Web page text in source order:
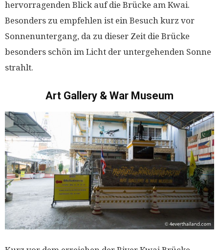
hervorragenden Blick auf die Brücke am Kwai.
Besonders zu empfehlen ist ein Besuch kurz vor
Sonnenuntergang, da zu dieser Zeit die Brücke
besonders schön im Licht der untergehenden Sonne
strahlt.
Art Gallery & War Museum